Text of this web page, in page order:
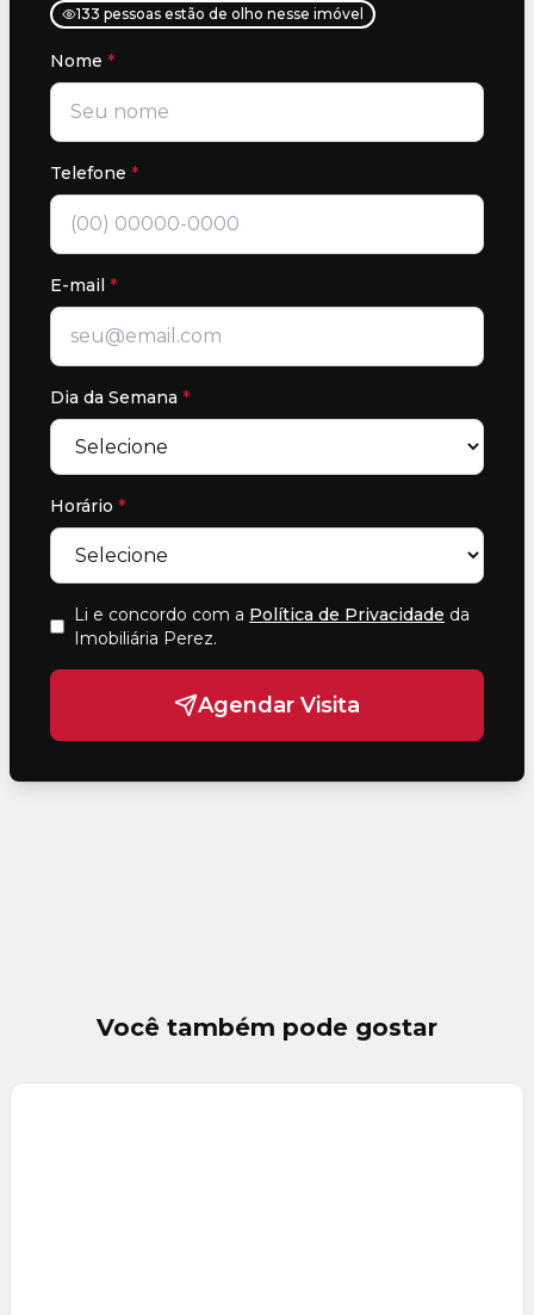
133 pessoas estão de olho nesse imóvel
Nome *
Telefone *
E-mail *
Dia da Semana *
Horário *
Li e concordo com a Política de Privacidade da
Imobiliária Perez.
Agendar Visita
Você também pode gostar